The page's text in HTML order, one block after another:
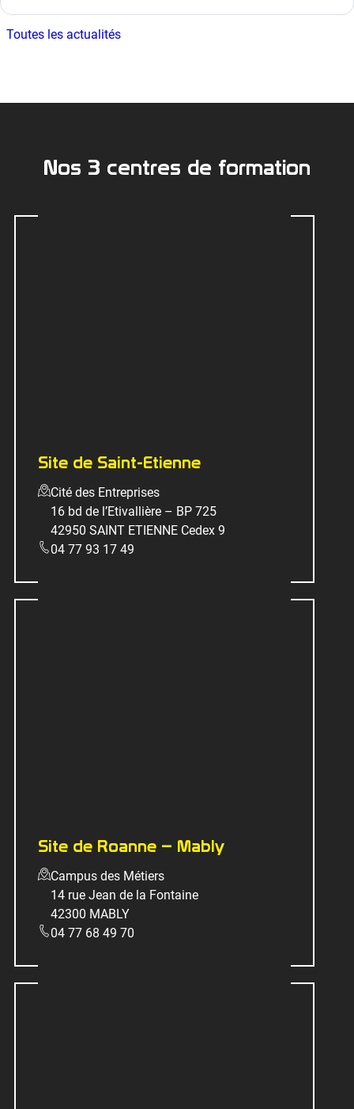
Toutes les actualités
Nos 3 centres de formation
Site de Saint-Etienne
Cité des Entreprises
16 bd de l’Etivallière – BP 725
42950 SAINT ETIENNE Cedex 9
04 77 93 17 49
Site de Roanne – Mably
Campus des Métiers
14 rue Jean de la Fontaine
42300 MABLY
04 77 68 49 70